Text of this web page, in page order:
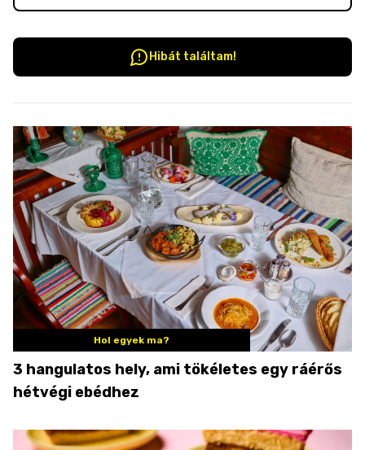
Hibát találtam!
Hol egyek ma?
3 hangulatos hely, ami tökéletes egy ráérős
hétvégi ebédhez